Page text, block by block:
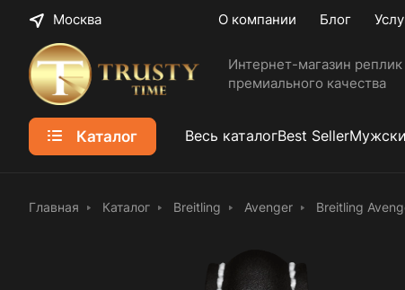
Москва О компании Блог
Интернет-магазин реплик
премиального качества
Каталог Весь каталогBest Seller
Главная Каталог Breitling Avenger Breitling